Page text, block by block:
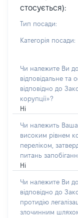
стосується):
Тип посади:
Категорія посади:
Чи належите Ви
відповідальне та
відповідно до
корупції»?
Ні
Чи належить
високим рівнем
переліком,
питань
Ні
Чи належите Ви до
відповідно до
протидію
злочинним